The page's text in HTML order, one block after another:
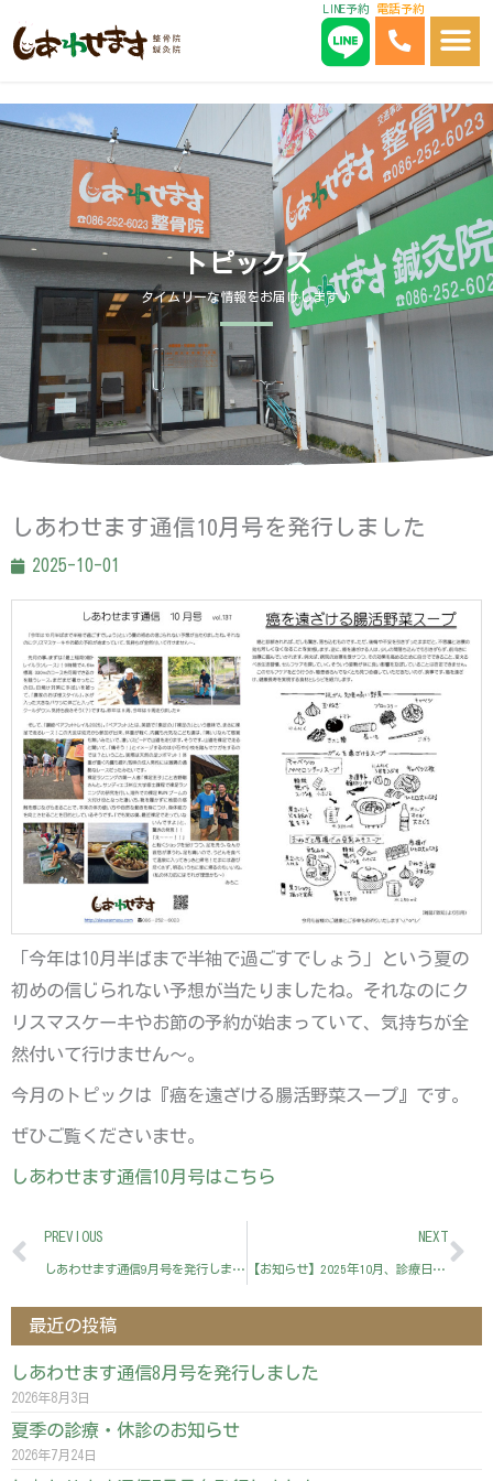
容
キ
ッ
プ
LINE予約 電話予約
トピックス
タイムリーな情報をお届けします♪
しあわせます通信10月号を発行しました
2025-10-01
「今年は10月半ばまで半袖で過ごすでしょう」という夏の
初めの信じられない予想が当たりましたね。それなのにク
リスマスケーキやお節の予約が始まっていて、気持ちが全
然付いて行けません～。
今月のトピックは『癌を遠ざける腸活野菜スープ』です。
ぜひご覧くださいませ。
しあわせます通信10月号はこちら
PrevPREVIOUS
しあわせます通信9月号を発行しました
NEXT
【お知らせ】2025年10月、診療日の変更について
最近の投稿
しあわせます通信8月号を発行しました
2026年8月3日
夏季の診療・休診のお知らせ
2026年7月24日